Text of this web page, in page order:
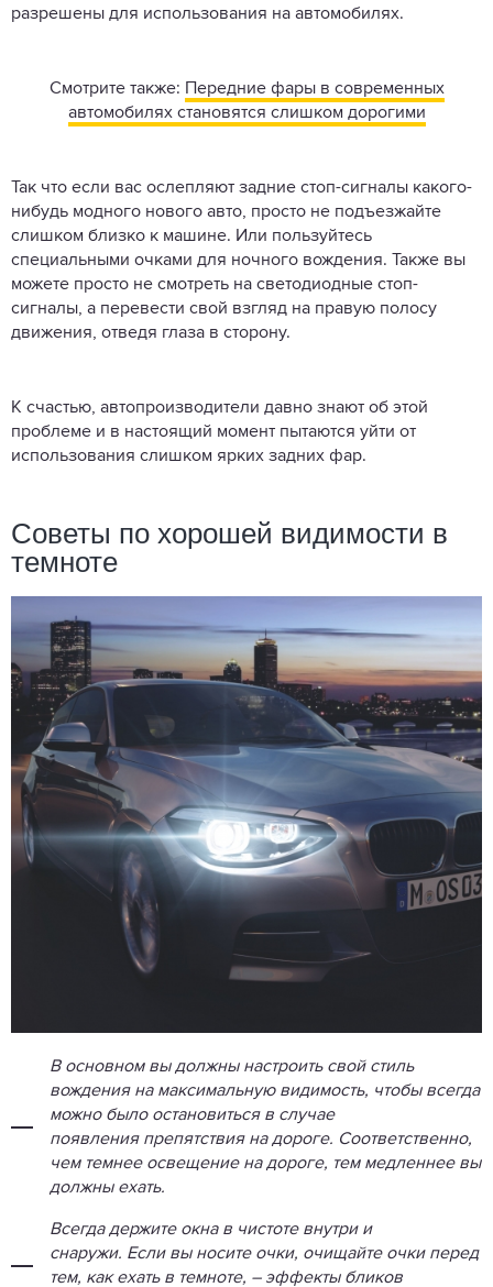
разрешены для использования на автомобилях.
Смотрите также: Передние фары в современных
автомобилях становятся слишком дорогими
Так что если вас ослепляют задние стоп-сигналы какого-
нибудь модного нового авто, просто не подъезжайте
слишком близко к машине. Или пользуйтесь
специальными очками для ночного вождения. Также вы
можете просто не смотреть на светодиодные стоп-
сигналы, а перевести свой взгляд на правую полосу
движения, отведя глаза в сторону.
К счастью, автопроизводители давно знают об этой
проблеме и в настоящий момент пытаются уйти от
использования слишком ярких задних фар.
Советы по хорошей видимости в
темноте
В основном вы должны настроить свой стиль
вождения на максимальную видимость, чтобы всегда
можно было остановиться в случае
появления препятствия на дороге. Соответственно,
чем темнее освещение на дороге, тем медленнее вы
должны ехать.
Всегда держите окна в чистоте внутри и
снаружи. Если вы носите очки, очищайте очки перед
тем, как ехать в темноте, – эффекты бликов